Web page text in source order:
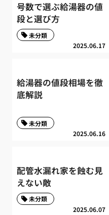
号数で選ぶ給湯器の値
段と選び方
2025.06.17
未分類
給湯器の値段相場を徹
底解説
2025.06.16
未分類
配管水漏れ家を蝕む見
えない敵
2025.06.07
未分類